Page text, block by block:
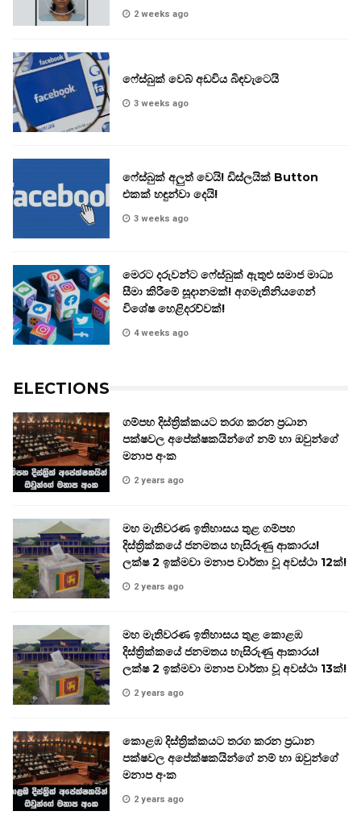
2 weeks ago
ෆේස්බුක් වෙබ් අඩවිය බිඳවැටෙයි
3 weeks ago
ෆේස්බුක් අලුත් වෙයි! ඩිස්ලයික් Button
එකක් හඳුන්වා දෙයි!
3 weeks ago
මෙරට දරුවන්ට ෆේස්බුක් ඇතුළු සමාජ මාධ්‍ය
සීමා කිරීමේ සූදානමක්! අගමැතිනියගෙන්
විශේෂ හෙළිදරව්වක්!
4 weeks ago
ELECTIONS
ගම්පහ දිස්ත්‍රික්කයට තරග කරන ප්‍රධාන
පක්ෂවල අපේක්ෂකයින්ගේ නම් හා ඔවුන්ගේ
මනාප අංක
2 years ago
මහ මැතිවරණ ඉතිහාසය තුළ ගම්පහ
දිස්ත්‍රික්කයේ ජනමතය හැසිරුණු ආකාරය!
ලක්ෂ 2 ඉක්මවා මනාප වාර්තා වූ අවස්ථා 12ක්!
2 years ago
මහ මැතිවරණ ඉතිහාසය තුළ කොළඹ
දිස්ත්‍රික්කයේ ජනමතය හැසිරුණු ආකාරය!
ලක්ෂ 2 ඉක්මවා මනාප වාර්තා වූ අවස්ථා 13ක්!
2 years ago
කොළඹ දිස්ත්‍රික්කයට තරග කරන ප්‍රධාන
පක්ෂවල අපේක්ෂකයින්ගේ නම් හා ඔවුන්ගේ
මනාප අංක
2 years ago